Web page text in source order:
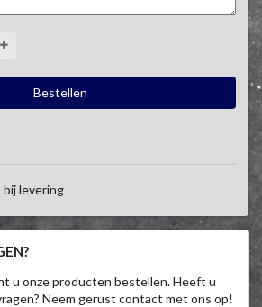
bij levering
u onze producten bestellen. Heeft u
Neem gerust contact met ons op!